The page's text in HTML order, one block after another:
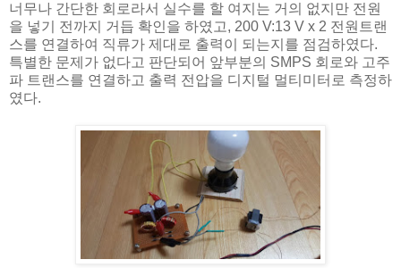
너무나 간단한 회로라서 실수를 할 여지는 거의 없지만 전원
을 넣기 전까지 거듭 확인을 하였고, 200 V:13 V x 2 전원트랜
스를 연결하여 직류가 제대로 출력이 되는지를 점검하였다.
특별한 문제가 없다고 판단되어 앞부분의 SMPS 회로와 고주
파 트랜스를 연결하고 출력 전압을 디지털 멀티미터로 측정하
였다.